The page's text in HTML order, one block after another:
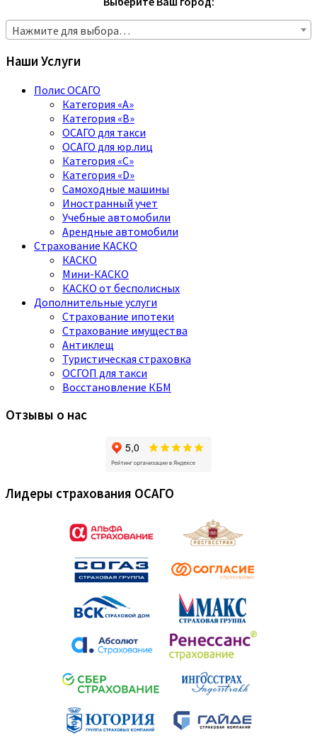
Нажмите для выбора…
Наши Услуги
Полис ОСАГО
Категория «A»
Категория «B»
ОСАГО для такси
ОСАГО для юр.лиц
Категория «C»
Категория «D»
Самоходные машины
Иностранный учет
Учебные автомобили
Арендные автомобили
Страхование КАСКО
КАСКО
Мини-КАСКО
КАСКО от бесполисных
Дополнительные услуги
Страхование ипотеки
Страхование имущества
Антиклещ
Туристическая страховка
ОСГОП для такси
Восстановление КБМ
Отзывы о нас
Лидеры страхования ОСАГО